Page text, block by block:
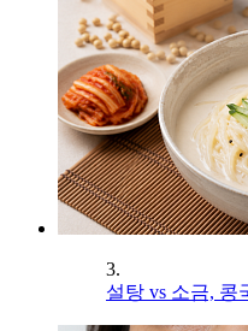
3.
설탕 vs 소금, 콩